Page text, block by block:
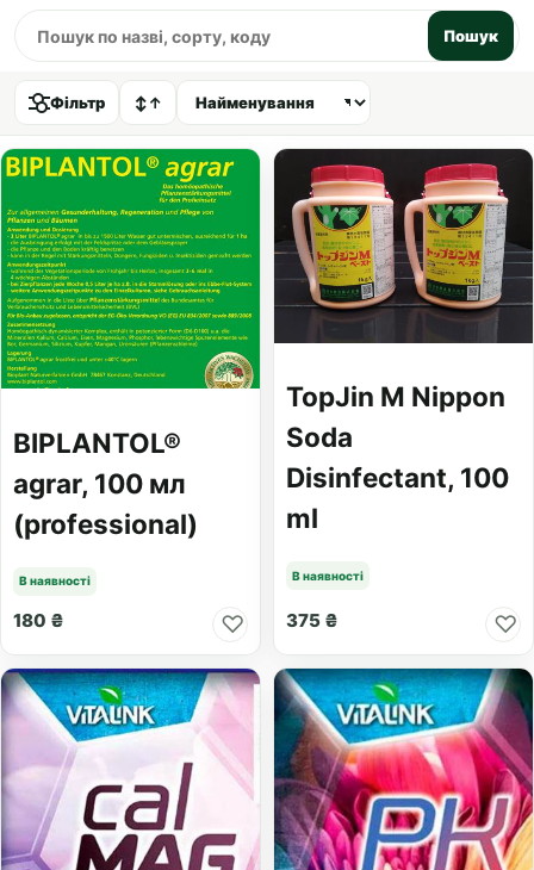
Пошук
Фільтр ↕↑
BIPLANTOL®
agrar, 100 мл
(professional)
В наявності
180 ₴ ♡
TopJin M Nippon
Soda
Disinfectant, 100
ml
В наявності
375 ₴ ♡